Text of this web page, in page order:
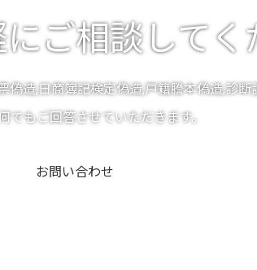
ご相談してく
偽造,日商簿記検定偽造,戸籍謄本偽造,診
でもご回答させていただきます。
お問い合わせ